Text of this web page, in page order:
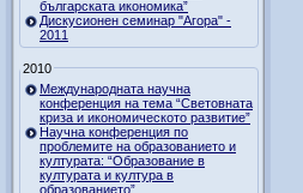
българската икономика”
Дискусионен семинар "Агора" -
2011
2010
Международната научна
конференция на тема “Световната
криза и икономическото развитие”
Научна конференция по
проблемите на образованието и
културата: “Образование в
културата и култура в
образованието”